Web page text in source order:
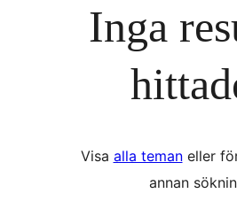
Inga
Visa alla temaneller
annan